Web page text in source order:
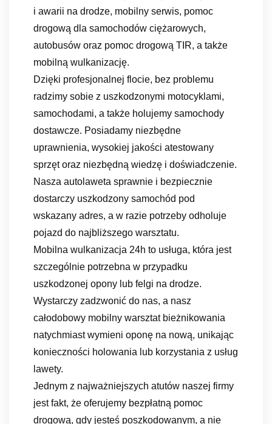
i awarii na drodze, mobilny serwis, pomoc
drogową dla samochodów ciężarowych,
autobusów oraz pomoc drogową TIR, a także
mobilną wulkanizację.
Dzięki profesjonalnej flocie, bez problemu
radzimy sobie z uszkodzonymi motocyklami,
samochodami, a także holujemy samochody
dostawcze. Posiadamy niezbędne
uprawnienia, wysokiej jakości atestowany
sprzęt oraz niezbędną wiedzę i doświadczenie.
Nasza autolaweta sprawnie i bezpiecznie
dostarczy uszkodzony samochód pod
wskazany adres, a w razie potrzeby odholuje
pojazd do najbliższego warsztatu.
Mobilna wulkanizacja 24h to usługa, która jest
szczególnie potrzebna w przypadku
uszkodzonej opony lub felgi na drodze.
Wystarczy zadzwonić do nas, a nasz
całodobowy mobilny warsztat bieżnikowania
natychmiast wymieni oponę na nową, unikając
konieczności holowania lub korzystania z usług
lawety.
Jednym z najważniejszych atutów naszej firmy
jest fakt, że oferujemy bezpłatną pomoc
drogową, gdy jesteś poszkodowanym, a nie